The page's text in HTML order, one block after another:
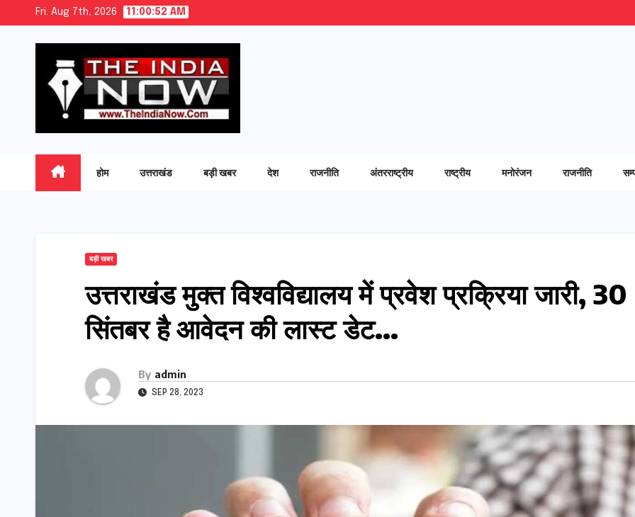
Fri. Aug 7th, 2026 11:00:53 AM
होम उत्तराखंड बड़ी खबर देश राजनीति अंतरराष्ट्रीय राष्ट्रीय मनोरंजन राजनीति
बड़ी खबर
उत्तराखंड मुक्त विश्वविद्यालय में प्रवेश प्रक्रिया जारी, 30
सिंतबर है आवेदन की लास्ट डेट…
By admin
SEP 28, 2023